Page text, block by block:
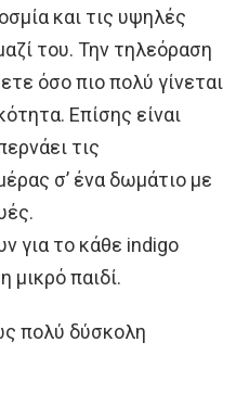
και τις υψηλές
του. Την τηλεόραση
όσο πιο πολύ γίνεται
Επίσης είναι
τις
σ’ ένα δωμάτιο με
για το κάθε indigo
μικρό παιδί.
πολύ δύσκολη